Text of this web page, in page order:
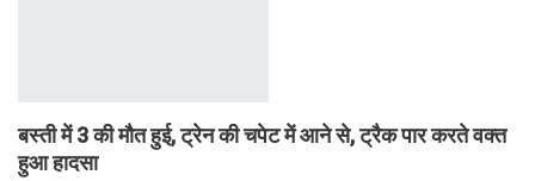
बस्ती में 3 की मौत हुई, ट्रेन की चपेट में आने से, ट्रैक पार करते वक्त
हुआ हादसा